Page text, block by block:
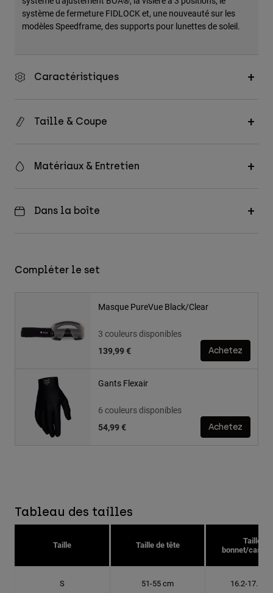
système de fermeture FIDLOCK et, une nouveauté sur les
modèles Speedframe, des supports pour lunettes de soleil.
Caractéristiques
Taille & Coupe
Matériaux & Entretien
Dans la boîte
Compléter le set
Masque PureVue Black/Clear
3 couleurs disponibles
139,99 €
Achetez
Gants Flexair
6 couleurs disponibles
54,99 €
Achetez
Tableau des tailles
Taille Taille de tête
Taille
bonnet/
S 51-55 cm 16.2-17.5